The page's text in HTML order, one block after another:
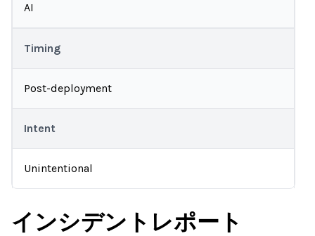
AI
Timing
Post-deployment
Intent
Unintentional
インシデントレポート